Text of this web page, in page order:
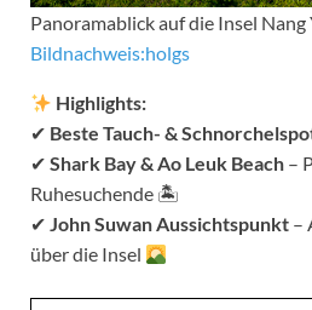
Panoramablick auf die Insel Nang
Bildnachweis:holgs
Highlights:
✔ Beste Tauch- &
✔ Shark Bay & Ao Leuk Beach –
Ruhesuchende 🏝
✔ John Suwan Aussichtspunkt –
über die Insel